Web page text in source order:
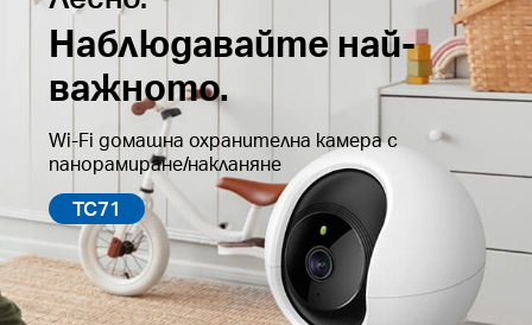
Наблюдавайте най-
важното.
Wi-Fi домашна охранителна камера с
панорамиране/накланяне
TC71